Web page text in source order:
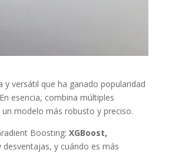
versátil que ha ganado popularidad
esencia, combina múltiples
modelo más robusto y preciso.
Boosting:XGBoost,
y cuándo es más